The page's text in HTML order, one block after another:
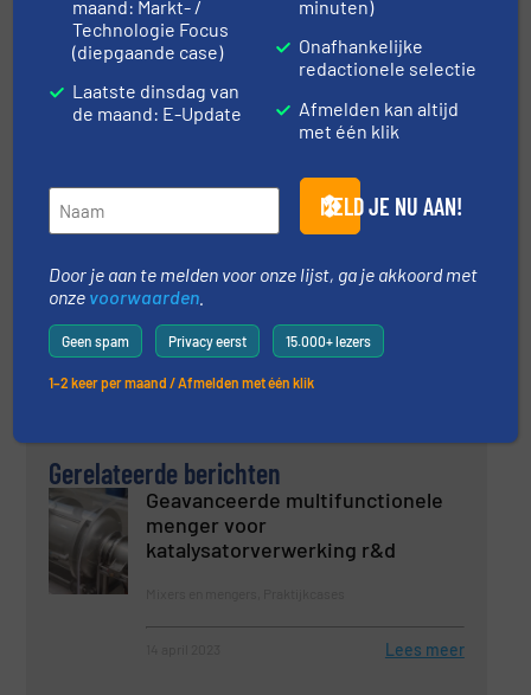
oplossen? Homogeen mengen? Dispergeren of...
BEKIJK BEDRIJFSPAGINA
Meer van Gronfa Procestechniek B.V.
23 september
Gronfa poederoplosser type GPO
16 september 2021
Gronfa inline dispergeermachine type IDM
Gerelateerde berichten
Geavanceerde multifunctionele
menger voor
katalysatorverwerking r&d
Lees meer
maand: Markt- /
Technologie Focus
(diepgaande case)
Laatste dinsdag van
de maand: E-Update
minuten)
Onafhankelijke
redactionele selectie
Afmelden kan altijd
met één klik
MELD JE NU AAN!
Door je aan te melden voor onze lijst, ga je akkoord met
onze voorwaarden
Geen spam Privacy eerst 15.000+ lezers
1–2 keer per maand / Afmelden met één klik